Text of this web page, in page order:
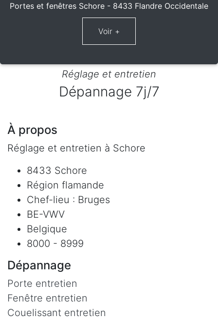
Portes et fenêtres Schore - 8433 Flandre Occidentale
Réglage et entretien
Dépannage 7j/7
À propos
Réglage et entretien à Schore
8433 Schore
Région flamande
Chef-lieu : Bruges
BE-VWV
Belgique
8000 - 8999
Dépannage
Porte entretien
Fenêtre entretien
Couelissant entretien